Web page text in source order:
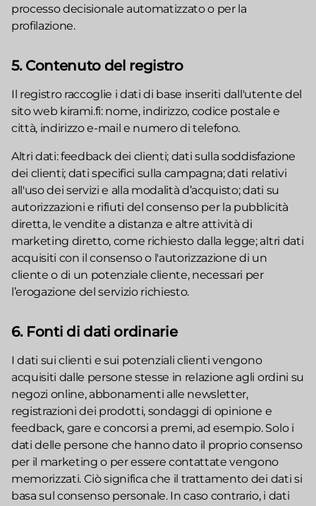
processo decisionale automatizzato o per la
profilazione.
5. Contenuto del registro
Il registro raccoglie i dati di base inseriti dall'utente del
sito web kirami.fi: nome, indirizzo, codice postale e
città, indirizzo e-mail e numero di telefono.
Altri dati: feedback dei clienti; dati sulla soddisfazione
dei clienti; dati specifici sulla campagna; dati relativi
all'uso dei servizi e alla modalità d’acquisto; dati su
autorizzazioni e rifiuti del consenso per la pubblicità
diretta, le vendite a distanza e altre attività di
marketing diretto, come richiesto dalla legge; altri dati
acquisiti con il consenso o l'autorizzazione di un
cliente o di un potenziale cliente, necessari per
l’erogazione del servizio richiesto.
6. Fonti di dati ordinarie
I dati sui clienti e sui potenziali clienti vengono
acquisiti dalle persone stesse in relazione agli ordini su
negozi online, abbonamenti alle newsletter,
registrazioni dei prodotti, sondaggi di opinione e
feedback, gare e concorsi a premi, ad esempio. Solo i
dati delle persone che hanno dato il proprio consenso
per il marketing o per essere contattate vengono
memorizzati. Ciò significa che il trattamento dei dati si
basa sul consenso personale. In caso contrario, i dati